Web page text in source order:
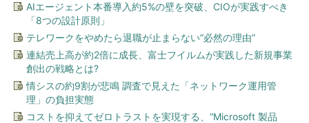
AIエージェント本番導入約5%の壁を突破、CIOが実践すべき
「8つの設計原則」
テレワークをやめたら退職が止まらない“必然の理由”
連結売上高が約2倍に成長、富士フイルムが実践した新規事業
創出の戦略とは?
情シスの約9割が悲鳴 調査で見えた「ネットワーク運用管
理」の負担実態
コストを抑えてゼロトラストを実現する、“Microsoft 製品